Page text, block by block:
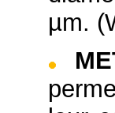
µm.